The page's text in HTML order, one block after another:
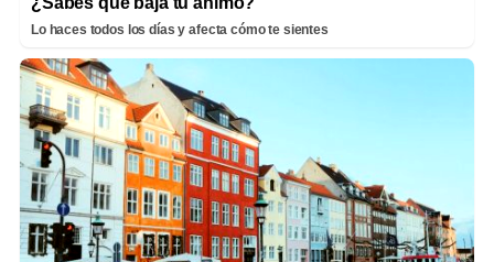
Lo haces todos los días y afecta cómo te sientes